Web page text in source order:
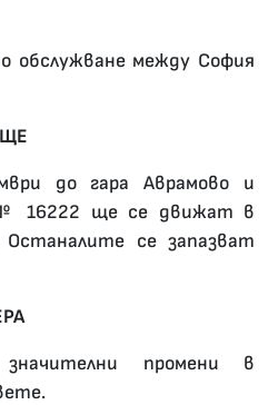
обслужване между София
до гара Аврамово и
16222 ще се движат в
Останалите се запазват
промени в